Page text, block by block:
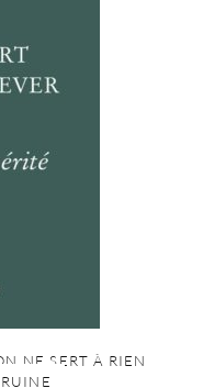
NE SERT À RIEN